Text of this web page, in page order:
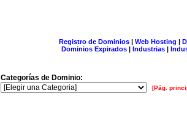
Registro de Dominios| Web Hosting |
Dominios Expirados | Industrias |
Categorías de Dominio:
[Pág.